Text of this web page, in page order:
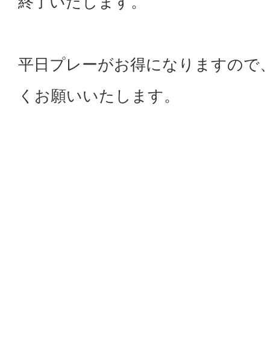
平日プレーがお得になりますので
くお願いいたします。